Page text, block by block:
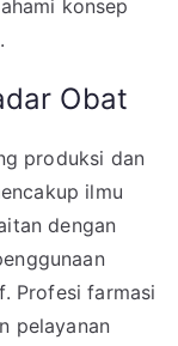
konsep
Obat
produksi dan
ilmu
dengan
Profesi farmasi
pelayanan